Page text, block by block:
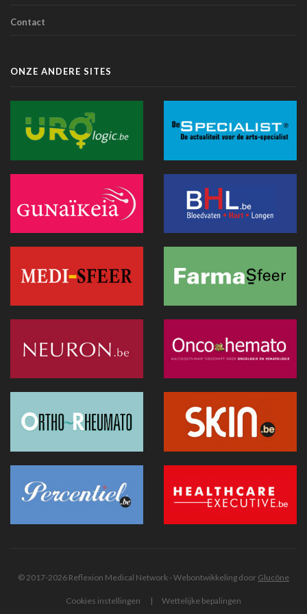
Belgische primeur: Imeldaziekenhuis zet AI in voor
Anthropic lanceert “Claude Science”, een AI-werkomgeving
voor biomedisch onderzoek
Belgische primeur: een immersieve virtual reality-capsule
doet zijn intrede in het CNP Saint-Martin
Europese Commissie wil snellere uitrol van AI in de
28 juni 2026 - 13:40
Hitte: Storing bij elektronisch patiëntendossier in AZ Sint-
Lucas van de baan
Doktr wil uitgroeien tot een allesomvattend zorgplatform
oververhitte server in Parijs
25 juni 2026 - 11:12
Exoskeletten doen hun intrede in de praktijk: wat artsen
24 juni 2026 - 09:32
24 juni 2026 - 08:52
AI in de geestelijke gezondheidszorg: tussen toegang tot
Contact
ONZE ANDERE SITES
© 2017-2026 Reflexion Medical Network - Webontwikkeling door Glucône
Cookies instellingen Wettelijke bepalingen